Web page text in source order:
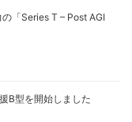
「Series T – Post AGI
B型を開始しました